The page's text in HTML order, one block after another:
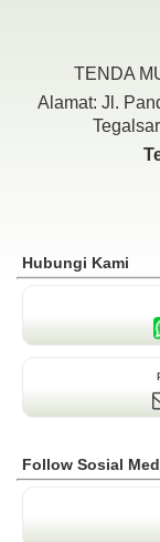
TENDA
Alamat: Jl.
Hubungi Kami
Follow Sosial